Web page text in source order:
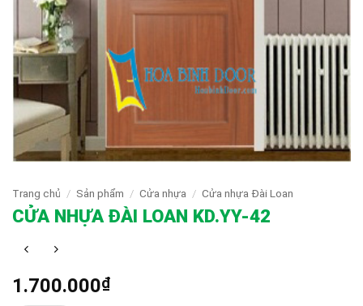
Trang chủ / Sản phẩm / Cửa nhựa / Cửa nhựa Đài Loan
CỬA NHỰA ĐÀI LOAN KD.YY-42
1.700.000₫